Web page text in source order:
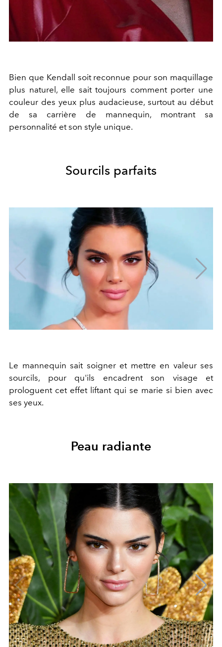
Bien que Kendall soit reconnue pour son maquillage
plus naturel, elle sait toujours comment porter une
couleur des yeux plus audacieuse, surtout au début
de sa carrière de mannequin, montrant sa
personnalité et son style unique.
Sourcils parfaits
Le mannequin sait soigner et mettre en valeur ses
sourcils, pour qu'ils encadrent son visage et
prologuent cet effet liftant qui se marie si bien avec
ses yeux.
Peau radiante